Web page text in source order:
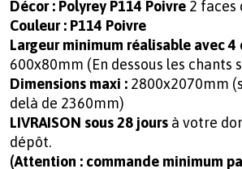
Décor : Polyrey P114 Poivre 2 faces
Couleur : P114 Poivre
Largeur minimum réalisable avec 4
600x80mm (En dessous les chants
Dimensions maxi : 2800x2070mm
delà de 2360mm)
LIVRAISON sous 28 jours à votre
dépôt.
(Attention : commande minimum